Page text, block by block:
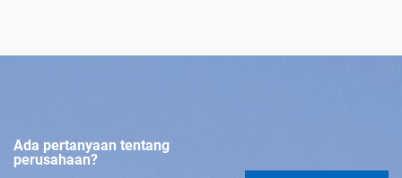
Ada pertanyaan tentang
perusahaan?